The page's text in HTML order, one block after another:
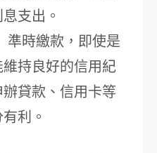
支出。
準時繳款，即使是
持良好的信用紀
貸款、信用卡等
利。